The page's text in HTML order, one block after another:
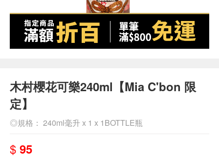
木村櫻花可樂240ml【Mia C'bon 限
定】
◎規格： 240ml毫升 x 1 x 1BOTTLE瓶
$ 95